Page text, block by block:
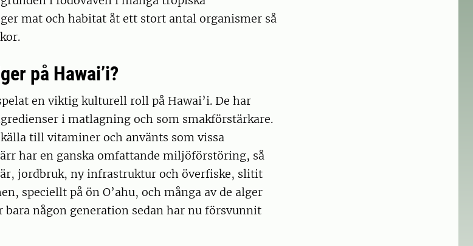
mat och habitat åt ett stort antal organismer så
på Hawai’i?
en viktig kulturell roll på Hawai’i. De har
i matlagning och som smakförstärkare.
till vitaminer och använts som vissa
har en ganska omfattande miljöförstöring, så
jordbruk, ny infrastruktur och överfiske, slitit
speciellt på ön O’ahu, och många av de alger
bara någon generation sedan har nu försvunnit